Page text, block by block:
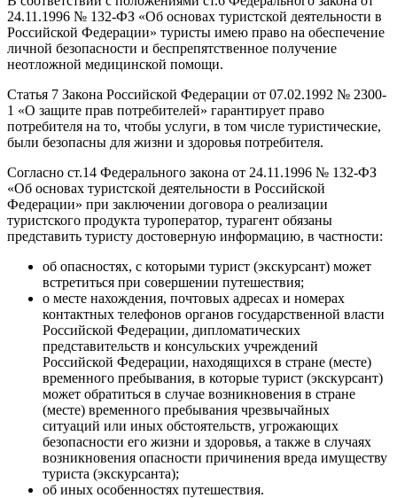
24.11.1996 № 132-ФЗ «Об основах туристской деятельности в
Российской Федерации» туристы имею право на обеспечение
личной безопасности и беспрепятственное получение
неотложной медицинской помощи.
Статья 7 Закона Российской Федерации от 07.02.1992 № 2300-
1 «О защите прав потребителей» гарантирует право
потребителя на то, чтобы услуги, в том числе туристические,
были безопасны для жизни и здоровья потребителя.
Согласно ст.14 Федерального закона от 24.11.1996 № 132-ФЗ
«Об основах туристской деятельности в Российской
Федерации» при заключении договора о реализации
туристского продукта туроператор, турагент обязаны
представить туристу достоверную информацию, в частности:
об опасностях, с которыми турист (экскурсант) может
встретиться при совершении путешествия;
о месте нахождения, почтовых адресах и номерах
контактных телефонов органов государственной власти
Российской Федерации, дипломатических
представительств и консульских учреждений
Российской Федерации, находящихся в стране (месте)
временного пребывания, в которые турист (экскурсант)
может обратиться в случае возникновения в стране
(месте) временного пребывания чрезвычайных
ситуаций или иных обстоятельств, угрожающих
безопасности его жизни и здоровья, а также в случаях
возникновения опасности причинения вреда имуществу
туриста (экскурсанта);
об иных особенностях путешествия.